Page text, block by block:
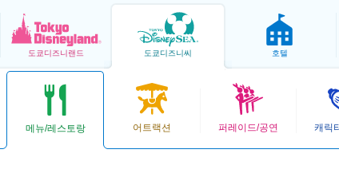
도쿄디즈니랜드 도쿄디즈니씨 호텔
메뉴/레스토랑 어트랙션 퍼레이드/공연 캐릭